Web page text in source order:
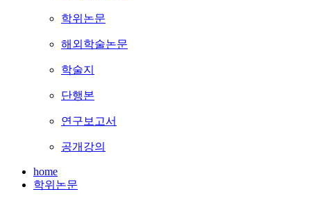
학위논문
해외학술논문
학술지
단행본
연구보고서
공개강의
home
학위논문